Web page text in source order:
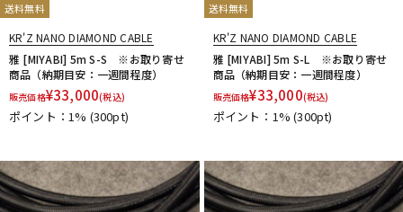
送料無料
KR'Z NANO DIAMOND CABLE
雅 [MIYABI] 5m S-S ※お取り寄せ
商品（納期目安：一週間程度）
販売価格¥33,000(税込)
ポイント：1% (300pt)
送料無料
KR'Z NANO DIAMOND CABLE
雅 [MIYABI] 5m S-L ※お取り寄せ
商品（納期目安：一週間程度）
販売価格¥33,000(税込)
ポイント：1%(300pt)